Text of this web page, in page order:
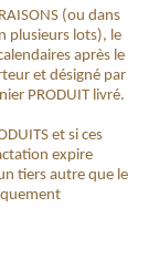
(ou dans
plusieurs lots), le
après le
et désigné par
PRODUIT livré.
et si ces
expire
tiers autre que le